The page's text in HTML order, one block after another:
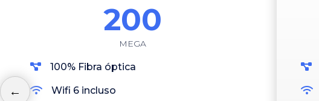
200
MEGA
100% Fibra óptica
Wifi 6 incluso